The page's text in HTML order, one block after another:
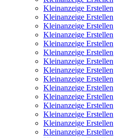
Kleinanzeige Erstellen
Kleinanzeige Erstellen
Kleinanzeige Erstellen
Kleinanzeige Erstellen
Kleinanzeige Erstellen
Kleinanzeige Erstellen
Kleinanzeige Erstellen
Kleinanzeige Erstellen
Kleinanzeige Erstellen
Kleinanzeige Erstellen
Kleinanzeige Erstellen
Kleinanzeige Erstellen
Kleinanzeige Erstellen
Kleinanzeige Erstellen
Kleinanzeige Erstellen